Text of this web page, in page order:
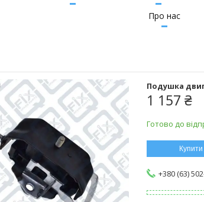
Про нас
Подушка
1 157 ₴
Готово до
Купити
+380 (63)